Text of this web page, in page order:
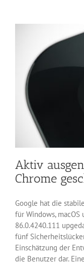
Pythons
Tarfile-
Modul
Aktiv
Chrome
Google hat die
für Windows,
86.0.4240.111
fünf
Einschätzung der
die Benutzer dar.